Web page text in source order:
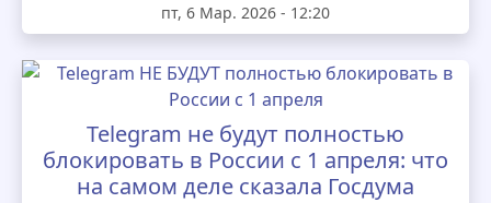
пт, 6 Мар. 2026 - 12:20
Telegram не будут полностью
блокировать в России с 1 апреля: что
на самом деле сказала Госдума